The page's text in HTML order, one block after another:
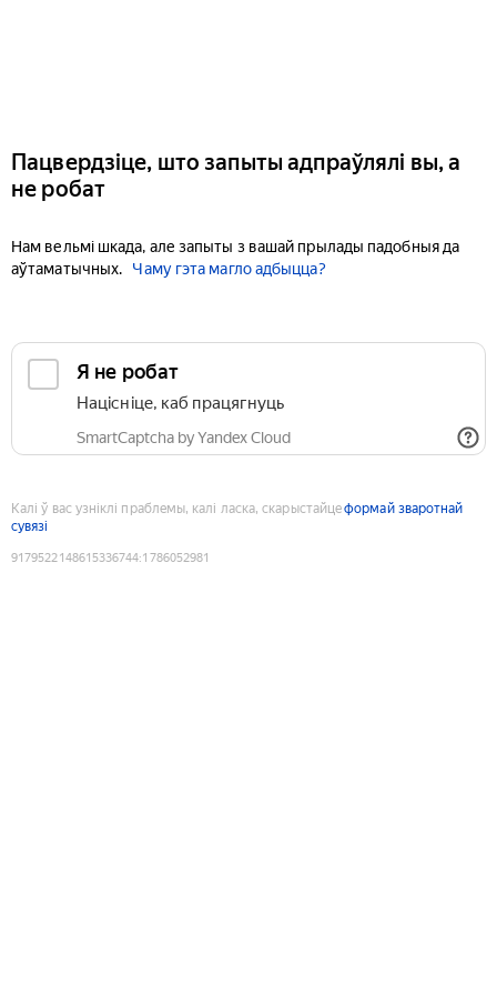
Пацвердзіце, што запыты адпраўлялі вы, а
не робат
Нам вельмі шкада, але запыты з вашай прылады падобныя да
аўтаматычных.
Чаму гэта магло адбыцца?
Я не робат
Націсніце, каб працягнуць
SmartCaptcha by Yandex Cloud
Калі ў вас узніклі праблемы, калі ласка, скарыстайцеформай зваротнай
сувязі
9179522148615336744:1786052981